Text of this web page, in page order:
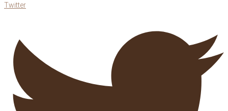
Twitter